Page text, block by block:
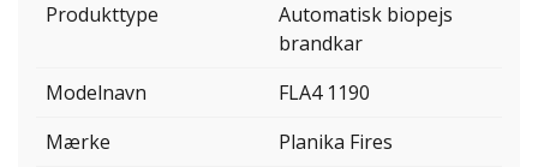
Produkttype
Automatisk biopejs
brandkar
Modelnavn
FLA4 1190
Mærke
Planika Fires